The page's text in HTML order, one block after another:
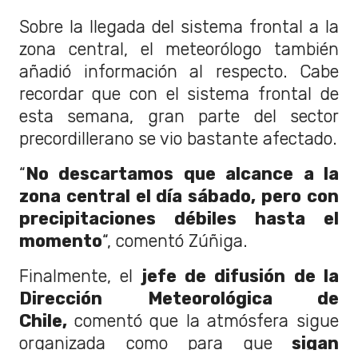
Sobre la llegada del sistema frontal a la
zona central, el meteorólogo también
añadió información al respecto. Cabe
recordar que con el sistema frontal de
esta semana, gran parte del sector
precordillerano se vio bastante afectado.
“No descartamos que alcance a la
zona central el día sábado, pero con
precipitaciones débiles hasta el
momento“, comentó Zúñiga.
Finalmente, el jefe de difusión de la
Dirección Meteorológica de
Chile, comentó que la atmósfera sigue
organizada como para quesigan